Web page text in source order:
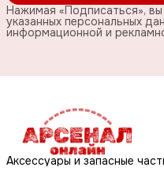
Нажимая «Подписаться»,
указанных персональных
информационной и
Аксессуары и запасные